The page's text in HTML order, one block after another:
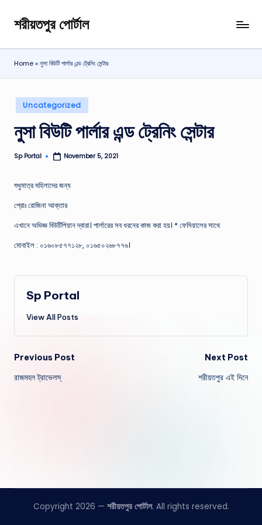
Skip
content
শরীয়তপুর পোর্টাল
শরীয়তপুর
জেলা
বিষয়ক
পোর্টাল
Home»নুসা বিউটি পার্লার এন্ড ট্রেনিং সেন্টার
Posted
in
Uncategorized
নুসা বিউটি পার্লার এন্ড ট্রেনিং সেন্টার
Posted
Sp Portal November 5, 2021
শুধুমাত্র মহিলাদের জন্য
প্রোঃ রোজিনা আক্তার
এখানে অভিজ্ঞ বিউটিশিয়ান দ্বারা। পার্লারের সব ধরনের কাজ করা হয়। * ফেসিয়ালের সাথে
মােবাইল : ০১৬০৮৫৭৭১২৮, ০১৬৫০২৬৮৭৭৬।
Sp Portal
View All Posts
Post
navigation
Previous Post
রাজমহল ট্রাভেলস্
Next Post
শরীয়তপুর এই দিনে
Copyright 2026 — শরীয়তপুর পোর্টাল. All rights reserved.